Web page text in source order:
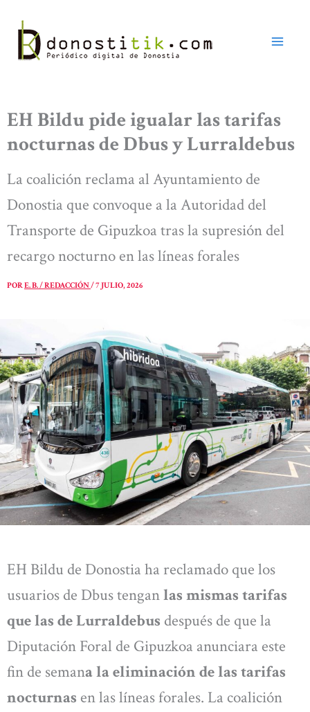
contenido
EH Bildu pide igualar las tarifas
nocturnas de Dbus y Lurraldebus
La coalición reclama al Ayuntamiento de
Donostia que convoque a la Autoridad del
Transporte de Gipuzkoa tras la supresión del
recargo nocturno en las líneas forales
PORE. B. / REDACCIÓN/7 JULIO, 2026
EH Bildu de Donostia ha reclamado que los
usuarios de Dbus tenganlas mismas tarifas
que las de Lurraldebus después de que la
Diputación Foral de Gipuzkoa anunciara este
fin de semana la eliminación de las tarifas
nocturnas en las líneas forales. La coalición